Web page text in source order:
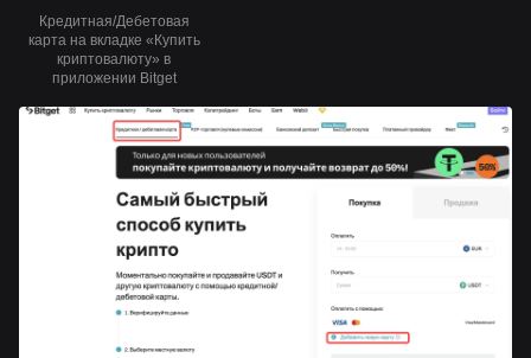
Кредитная/Дебетовая
карта на вкладке «Купить
криптовалюту» в
приложении Bitget